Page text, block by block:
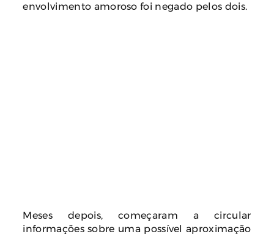
envolvimento amoroso foi negado pelos dois.
Meses depois, começaram a circular
informações sobre uma possível aproximação